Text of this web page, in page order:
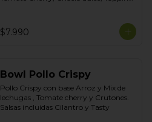
$7.990
Bowl Pollo Crispy
Pollo Crispy con base Arroz y Mix de
lechugas , Tomate cherry y Crutones.
Salsas incluidas Cilantro y Tasty